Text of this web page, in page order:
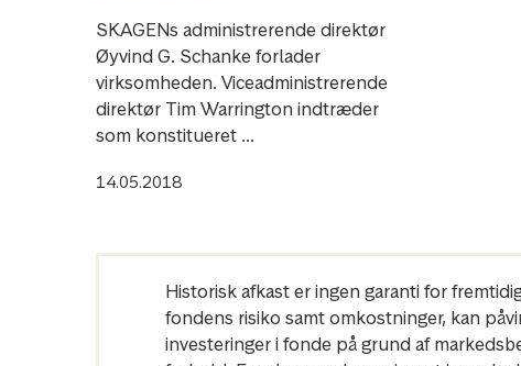
SKAGENs administrerende direktør
Øyvind G. Schanke forlader
virksomheden. Viceadministrerende
direktør Tim Warrington indtræder
som konstitueret ...
14.05.2018
Historisk afkast er ingen garanti for
fondens risiko samt omkostninger, kan
investeringer i fonde på grund af